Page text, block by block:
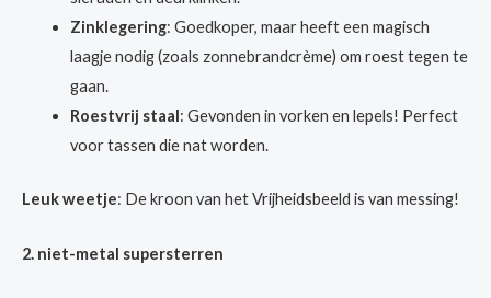
Zinklegering: Goedkoper, maar heeft een magisch
laagje nodig (zoals zonnebrandcrème) om roest tegen te
gaan.
Roestvrij staal: Gevonden in vorken en lepels! Perfect
voor tassen die nat worden.
Leuk weetje: De kroon van het Vrijheidsbeeld is van messing!
2. niet-metal supersterren